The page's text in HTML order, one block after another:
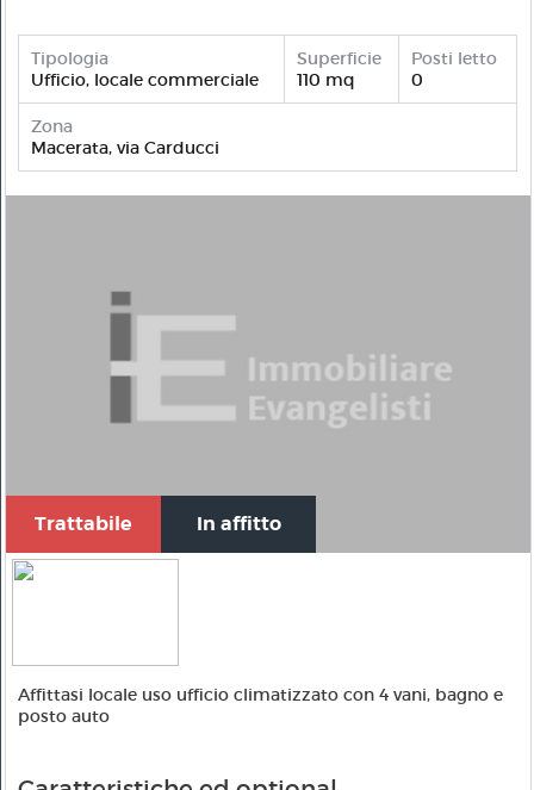
Tipologia
Ufficio, locale commerciale
Superficie
110 mq
Posti letto
0
Zona
Macerata, via Carducci
Trattabile In affitto
Affittasi locale uso ufficio climatizzato con 4 vani, bagno e
posto auto